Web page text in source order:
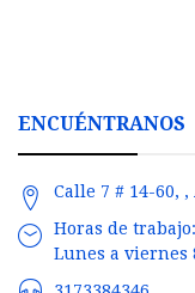
ENCUÉNTRANOS
Calle 7 # 14-60,
Horas de trabajo:
Lunes a viernes